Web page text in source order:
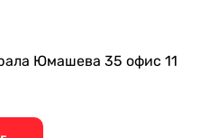
Юмашева 35 офис 11